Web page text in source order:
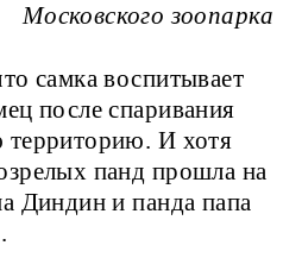
Московского зоопарка
самка воспитывает
после спаривания
территорию. И хотя
панд прошла на
Диндин и панда папа